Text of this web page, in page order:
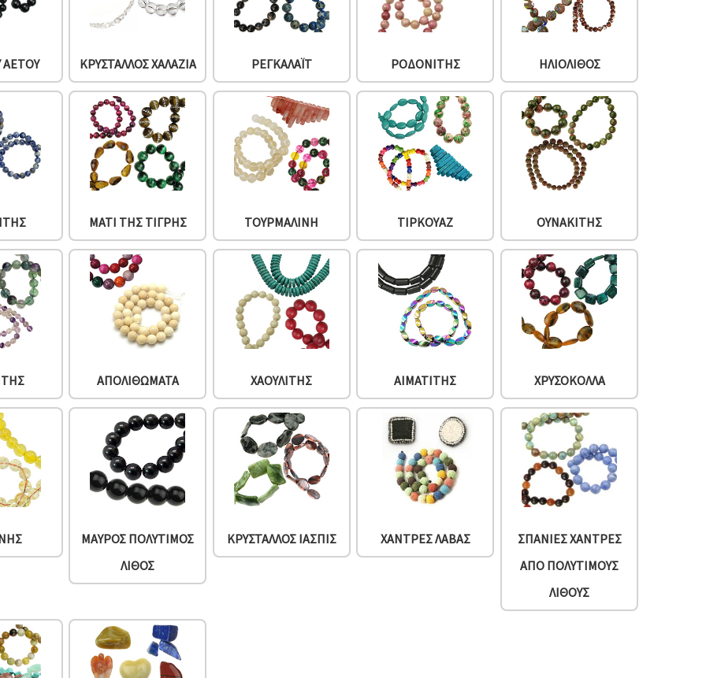
ΑΕΤΟΎ ΚΡΎΣΤΑΛΛΟΣ ΧΑΛΑΖΊΑ ΡΕΓΚΑΛΆΙΤ ΡΟΔΟΝΊΤΗΣ ΗΛΙΌΛΙΘΟΣ
ΜΆΤΙ ΤΗΣ ΤΊΓΡΗΣ ΤΟΥΡΜΑΛΊΝΗ ΤΙΡΚΟΥΆΖ ΟΥΝΑΚΊΤΗΣ
ΑΠΟΛΙΘΏΜΑΤΑ ΧΑΟΥΛΊΤΗΣ ΑΙΜΑΤΊΤΗΣ ΧΡΥΣΟΚΌΛΛΑ
ΜΑΎΡΟΣ ΠΟΛΎΤΙΜΟΣ
ΛΊΘΟΣ
ΚΡΎΣΤΑΛΛΟΣ ΙΆΣΠΙΣ ΧΆΝΤΡΕΣ ΛΆΒΑΣ
ΣΠΆΝΙΕΣ ΧΆΝΤΡΕΣ
ΑΠΌ ΠΟΛΎΤΙΜΟΥΣ
ΛΊΘΟΥΣ